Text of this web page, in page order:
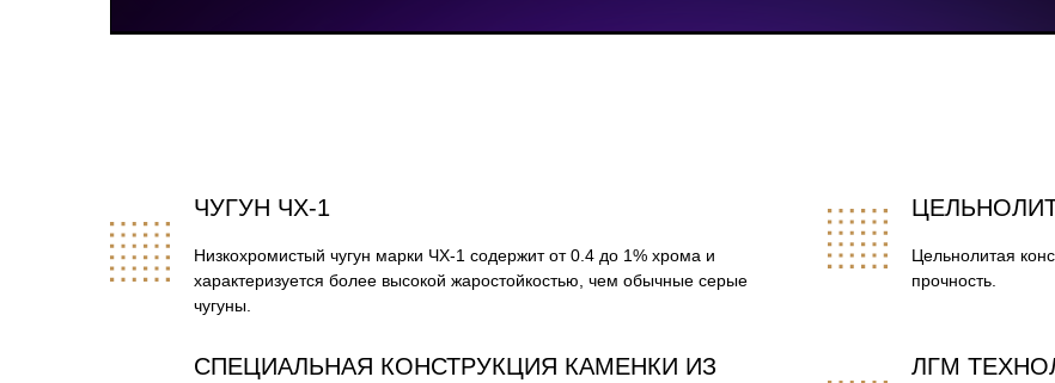
ЧУГУН ЧХ-1
Низкохромистый чугун марки ЧХ-1 содержит от 0.4 до 1% хрома и
характеризуется более высокой жаростойкостью, чем обычные серые
чугуны.
Цельнолитая
прочность.
СПЕЦИАЛЬНАЯ КОНСТРУКЦИЯ КАМЕНКИ ИЗ ЛГМ